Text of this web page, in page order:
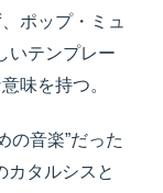
ポップ・ミュ
いテンプレー
味を持つ。
の音楽”だった
カタルシスと